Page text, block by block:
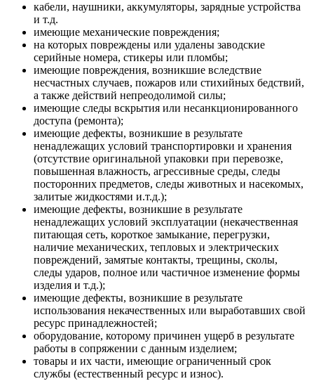
кабели, наушники, аккумуляторы, зарядные устройства
и т.д.
имеющие механические повреждения;
на которых повреждены или удалены заводские
серийные номера, стикеры или пломбы;
имеющие повреждения, возникшие вследствие
несчастных случаев, пожаров или стихийных бедствий,
а также действий непреодолимой силы;
имеющие следы вскрытия или несанкционированного
доступа (ремонта);
имеющие дефекты, возникшие в результате
ненадлежащих условий транспортировки и хранения
(отсутствие оригинальной упаковки при перевозке,
повышенная влажность, агрессивные среды, следы
посторонних предметов, следы животных и насекомых,
залитые жидкостями и.т.д.);
имеющие дефекты, возникшие в результате
ненадлежащих условий эксплуатации (некачественная
питающая сеть, короткое замыкание, перегрузки,
наличие механических, тепловых и электрических
повреждений, замятые контакты, трещины, сколы,
следы ударов, полное или частичное изменение формы
изделия и т.д.);
имеющие дефекты, возникшие в результате
использования некачественных или выработавших свой
ресурс принадлежностей;
оборудование, которому причинен ущерб в результате
работы в сопряжении с данным изделием;
товары и их части, имеющие ограниченный срок
службы (естественный ресурс и износ).